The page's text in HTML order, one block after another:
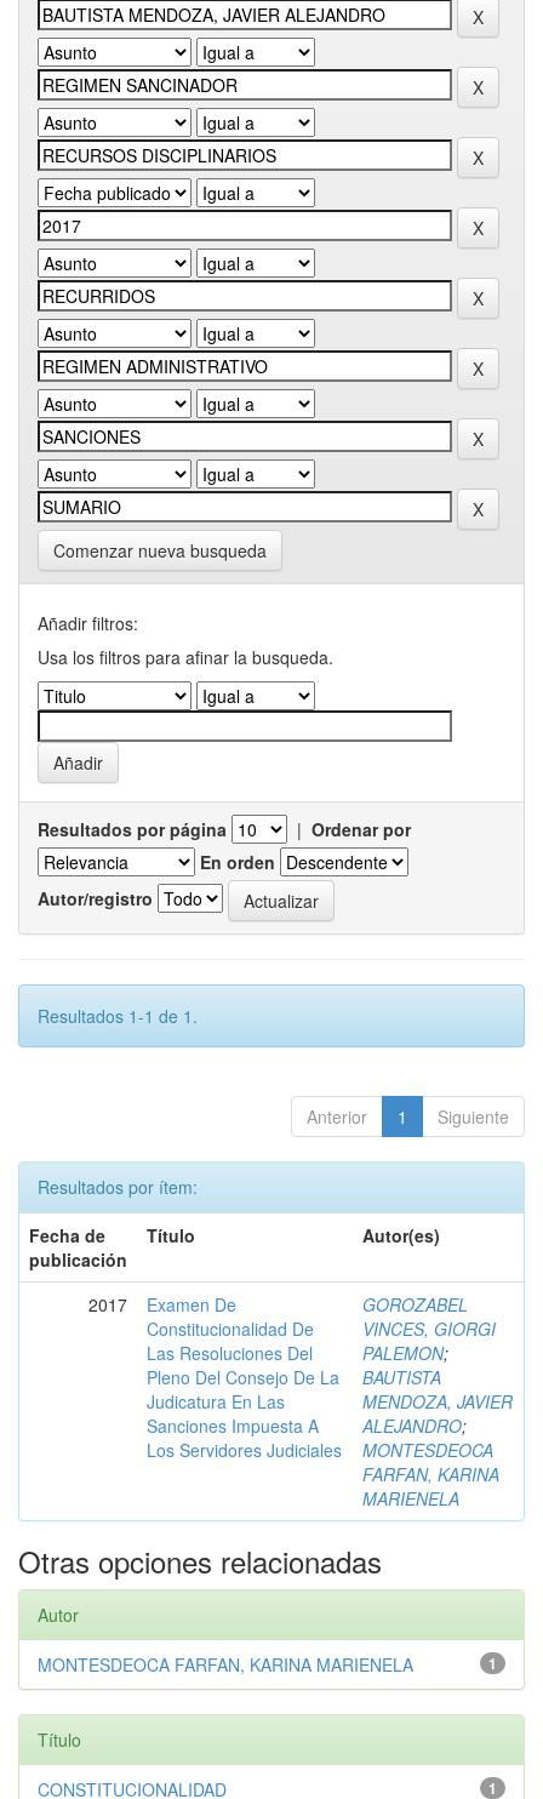
Comenzar nueva busqueda
Añadir filtros:
Usa los filtros para afinar la busqueda.
Resultados por página | Ordenar por
En orden
Autor/registro
Resultados 1-1 de 1.
Anterior 1 Siguiente
Resultados por ítem:
Fecha de
publicación
Título Autor(es)
2017
Examen De
Constitucionalidad De
Las Resoluciones Del
Pleno Del Consejo De La
Judicatura En Las
Sanciones Impuesta A
Los Servidores Judiciales
GOROZABEL
VINCES, GIORGI
PALEMON;
BAUTISTA
MENDOZA, JAVIER
ALEJANDRO;
MONTESDEOCA
FARFAN, KARINA
MARIENELA
Otras opciones relacionadas
Autor
1
MONTESDEOCA FARFAN, KARINA MARIENELA
Título
1
CONSTITUCIONALIDAD